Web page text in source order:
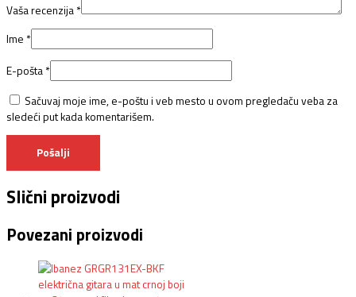
Vaša recenzija *
Ime *
E-pošta *
Sačuvaj moje ime, e-poštu i veb mesto u ovom pregledaču veba za
sledeći put kada komentarišem.
Slični proizvodi
Povezani proizvodi